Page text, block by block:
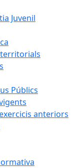
Juvenil
Públics
anteriors